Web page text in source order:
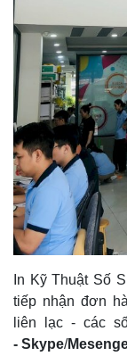
In Kỹ Thuật Số
tiếp nhận đơn
liên lạc - các
- Skype/